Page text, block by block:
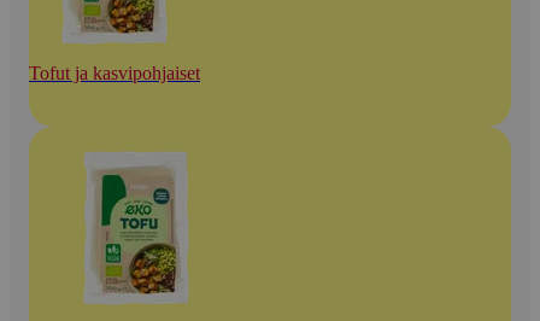
Tofut ja kasvipohjaiset